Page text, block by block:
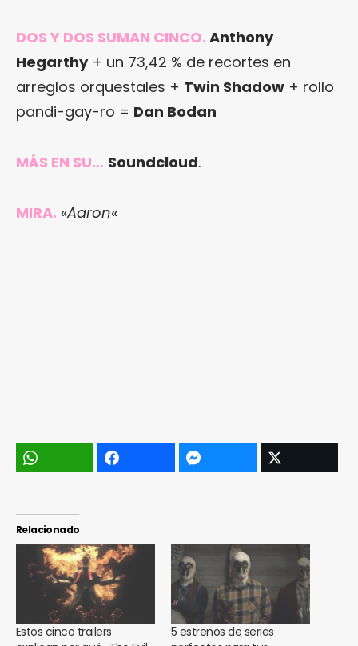
DOS Y DOS SUMAN CINCO. Anthony
Hegarthy+ un 73,42 % de recortes en
arreglos orquestales + Twin Shadow + rollo
pandi-gay-ro = Dan Bodan
MÁS EN SU… Soundcloud.
MIRA. «Aaron«
Relacionado
Estos cinco trailers
5 estrenos de series